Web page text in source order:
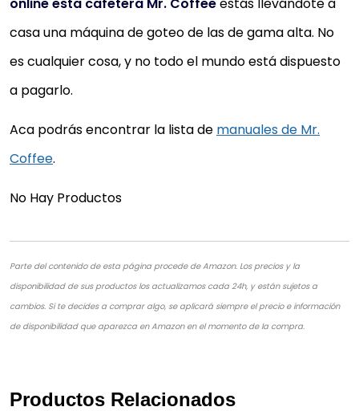
casa una máquina de goteo de las de gama alta. No
es cualquier cosa, y no todo el mundo está dispuesto
a pagarlo.
Aca podrás encontrar la lista de manuales de Mr.
Coffee.
No Hay Productos
Parte del contenido de esta página procede de Amazon. Los precios y la
disponibilidad de sus productos los actualizamos cada 24h, y están sujetos a
cambios. Si te decides a comprar algo, se aplicará siempre el precio e información
de disponibilidad que aparezca en Amazon en el momento de la compra.
Productos Relacionados